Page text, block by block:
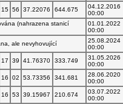
15 56 37.22076 644.675
04.12.2016
00:00
(nahrazena stanicí
01.01.2022
00:00
ale nevyhovující
25.08.2024
00:00
17 39 41.76370 333.749
31.05.2026
00:00
16 02 53.73356 341.681
28.06.2020
00:00
16 53 39.15967 210.674
03.07.2022
00:00